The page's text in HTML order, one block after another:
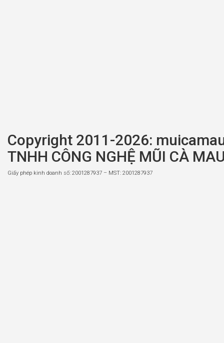
Copyright 2011-2026:
TNHH CÔNG NGHỆ MŨI CÀ
Giấy phép kinh doanh số: 2001287937 – MST: 2001287937